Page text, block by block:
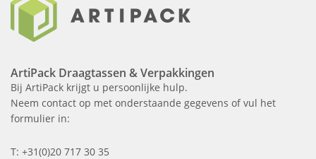
ArtiPack Draagtassen & Verpakkingen
Bij ArtiPack krijgt u persoonlijke hulp.
Neem contact op met onderstaande gegevens of vul het
formulier in:
T: +31(0)20 717 30 35